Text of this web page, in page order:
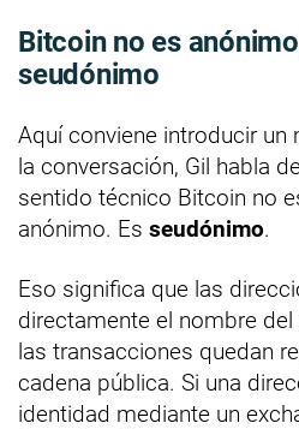
Bitcoin no es
seudónimo
Aquí conviene introducir un
la conversación, Gil habla
sentido técnico Bitcoin no
anónimo. Es seudónimo.
Eso significa que las
directamente el nombre
las transacciones quedan
cadena pública. Si una
identidad mediante un